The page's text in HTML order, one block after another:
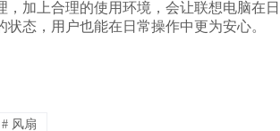
，加上合理的使用环境，会让联想电脑在日
状态，用户也能在日常操作中更为安心。
# 风扇